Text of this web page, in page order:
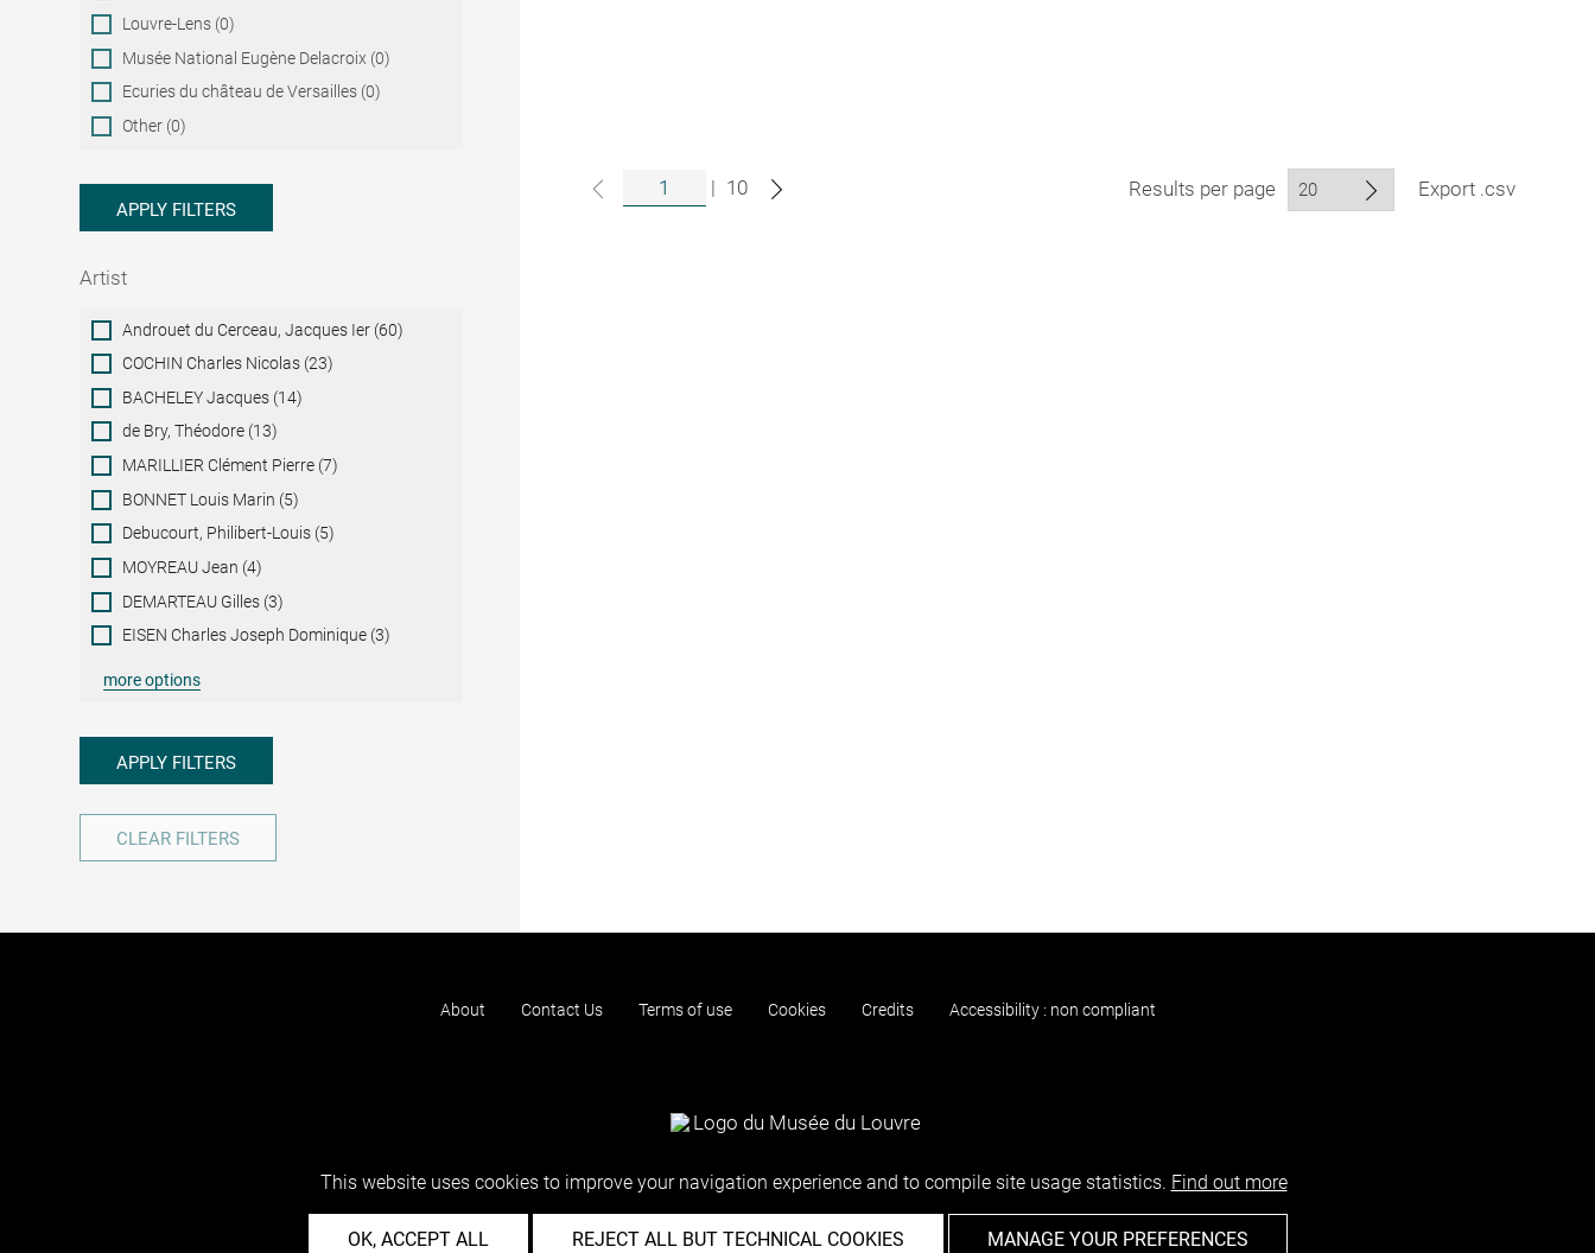
display
Louvre-Lens (0)
Musée National Eugène Delacroix (0)
Ecuries du château de Versailles (0)
Other (0)
APPLY FILTERS
Artist
ArtistAndrouet du Cerceau, Jacques Ier (60)
COCHIN Charles Nicolas (23)
BACHELEY Jacques (14)
de Bry, Théodore (13)
MARILLIER Clément Pierre (7)
BONNET Louis Marin (5)
Debucourt, Philibert-Louis (5)
MOYREAU Jean (4)
DEMARTEAU Gilles (3)
EISEN Charles Joseph Dominique (3)
more options
APPLY FILTERS
CLEAR FILTERS
| 10 Results per page Export .csv
About Contact Us Terms of use Cookies Credits Accessibility : non compliant
This website uses cookies to improve your navigation experience and to compile site usage statistics. Find out more
OK, ACCEPT ALL REJECT ALL BUT TECHNICAL COOKIES MANAGE YOUR PREFERENCES